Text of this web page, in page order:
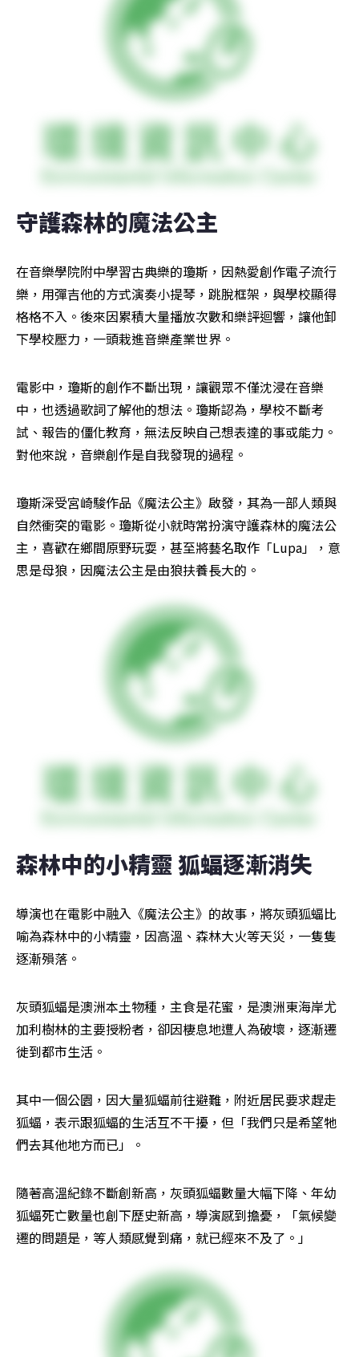
守護森林的魔法公主
在音樂學院附中學習古典樂的瓊斯，因熱愛創作電子流行
樂，用彈吉他的方式演奏小提琴，跳脫框架，與學校顯得
格格不入。後來因累積大量播放次數和樂評迴響，讓他卸
下學校壓力，一頭栽進音樂產業世界。
電影中，瓊斯的創作不斷出現，讓觀眾不僅沈浸在音樂
中，也透過歌詞了解他的想法。瓊斯認為，學校不斷考
試、報告的僵化教育，無法反映自己想表達的事或能力。
對他來說，音樂創作是自我發現的過程。
瓊斯深受宮崎駿作品《魔法公主》啟發，其為一部人類與
自然衝突的電影。瓊斯從小就時常扮演守護森林的魔法公
主，喜歡在鄉間原野玩耍，甚至將藝名取作「Lupa」，意
思是母狼，因魔法公主是由狼扶養長大的。
森林中的小精靈 狐蝠逐漸消失
導演也在電影中融入《魔法公主》的故事，將灰頭狐蝠比
喻為森林中的小精靈，因高溫、森林大火等天災，一隻隻
逐漸殞落。
灰頭狐蝠是澳洲本土物種，主食是花蜜，是澳洲東海岸尤
加利樹林的主要授粉者，卻因棲息地遭人為破壞，逐漸遷
徙到都市生活。
其中一個公園，因大量狐蝠前往避難，附近居民要求趕走
狐蝠，表示跟狐蝠的生活互不干擾，但「我們只是希望牠
們去其他地方而已」。
隨著高溫紀錄不斷創新高，灰頭狐蝠數量大幅下降、年幼
狐蝠死亡數量也創下歷史新高，導演感到擔憂，「氣候變
遷的問題是，等人類感覺到痛，就已經來不及了。」